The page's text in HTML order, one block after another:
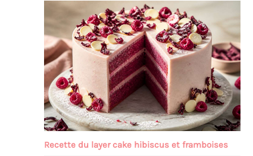
Recette du layer cake hibiscus et framboises